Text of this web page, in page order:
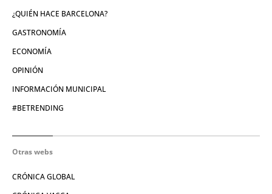
¿QUIÉN HACE BARCELONA?
GASTRONOMÍA
ECONOMÍA
OPINIÓN
INFORMACIÓN MUNICIPAL
#BETRENDING
Otras webs
CRÓNICA GLOBAL